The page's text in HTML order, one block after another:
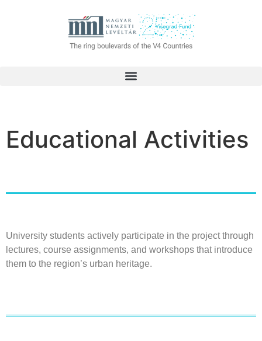
Educational Activities
University students actively participate in the projectthrough
lectures, course assignments, and workshops that introduce
them to the region’s urban heritage.